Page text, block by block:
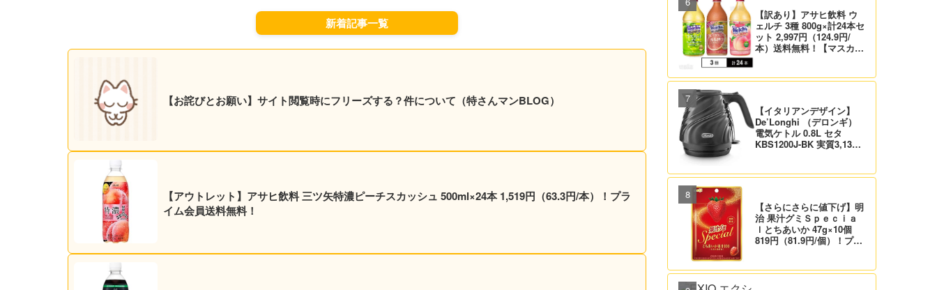
新着記事一覧
【お詫びとお願い】サイト閲覧時にフリーズする？件について（特さんマンBLOG）
【アウトレット】アサヒ飲料 三ツ矢特濃ピーチスカッシュ 500ml×24本 1,519円（63.3円/本）！プラ
イム会員送料無料！
【訳あり】アサヒ飲料 ウ
ェルチ 3種 800g×計24本セ
ット 2,997円（124.9円/
本）送料無料！【マスカッ
【イタリアンデザイン】
De’Longhi （デロンギ）
電気ケトル 0.8L セタ
KBS1200J-BK 実質3,132
【さらにさらに値下げ】明
治 果汁グミＳｐｅｃｉａ
ｌとちあいか 47g×10個
819円（81.9円/個）！プラ